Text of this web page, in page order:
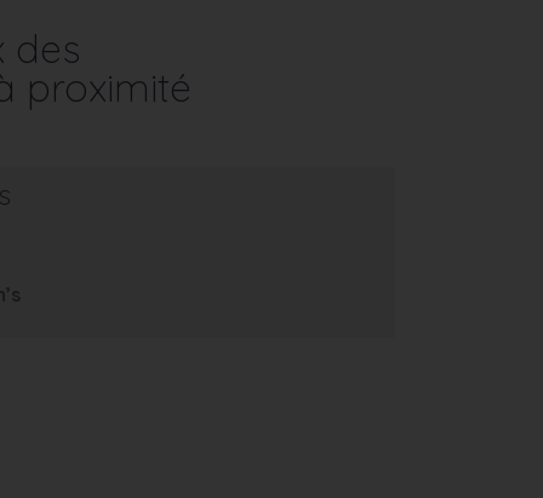
des
proximité